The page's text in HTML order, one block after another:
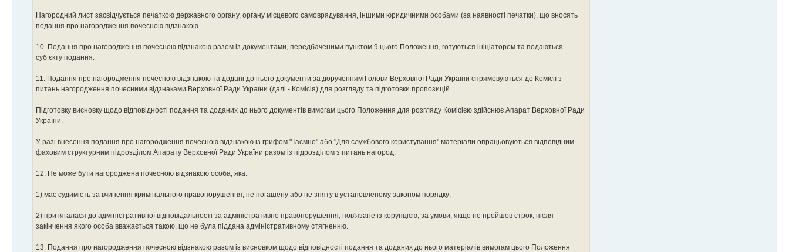
Нагородний лист засвідчується печаткою державного органу, органу місцевого самоврядування, іншими юридичними особами (за наявності печатки), що вносять
подання про нагородження почесною відзнакою.
10. Подання про нагородження почесною відзнакою разом із документами, передбаченими пунктом 9 цього Положення, готуються ініціатором та подаються
суб’єкту подання.
11. Подання про нагородження почесною відзнакою та додані до нього документи за дорученням Голови Верховної Ради України спрямовуються до Комісії з
питань нагородження почесними відзнаками Верховної Ради України (далі - Комісія) для розгляду та підготовки пропозицій.
Підготовку висновку щодо відповідності подання та доданих до нього документів вимогам цього Положення для розгляду Комісією здійснює Апарат Верховної Ради
України.
У разі внесення подання про нагородження почесною відзнакою із грифом "Таємно" або "Для службового користування" матеріали опрацьовуються відповідним
фаховим структурним підрозділом Апарату Верховної Ради України разом із підрозділом з питань нагород.
12. Не може бути нагороджена почесною відзнакою особа, яка:
1) має судимість за вчинення кримінального правопорушення, не погашену або не зняту в установленому законом порядку;
2) притягалася до адміністративної відповідальності за адміністративне правопорушення, пов'язане із корупцією, за умови, якщо не пройшов строк, після
закінчення якого особа вважається такою, що не була піддана адміністративному стягненню.
13. Подання про нагородження почесною відзнакою разом із висновком щодо відповідності подання та доданих до нього матеріалів вимогам цього Положення